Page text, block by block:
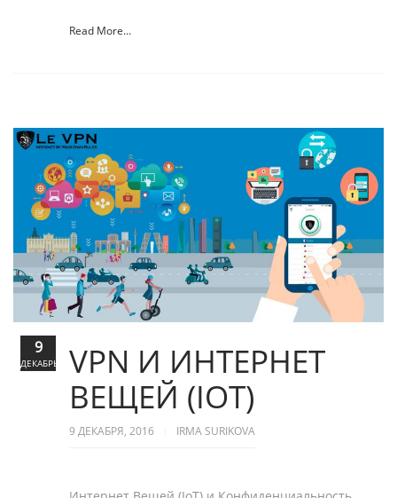
Read More...
VPN И ИНТЕРНЕТ
ВЕЩЕЙ (IOT)
9 ДЕКАБРЯ, 2016 IRMA SURIKOVA
9
ДЕКАБРЬ